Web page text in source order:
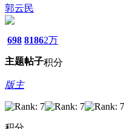
郭云民
698
主题
8186
帖子
2万
积分
版主